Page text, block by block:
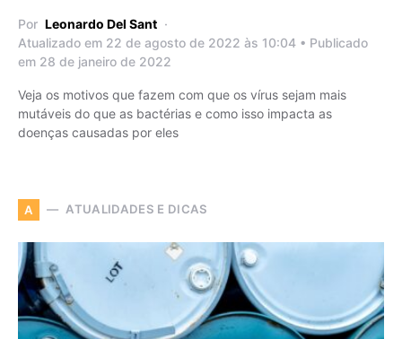
Por Leonardo Del Sant
Atualizado em 22 de agosto de 2022 às 10:04 • Publicado
em 28 de janeiro de 2022
Veja os motivos que fazem com que os vírus sejam mais
mutáveis do que as bactérias e como isso impacta as
doenças causadas por eles
A ATUALIDADES E DICAS